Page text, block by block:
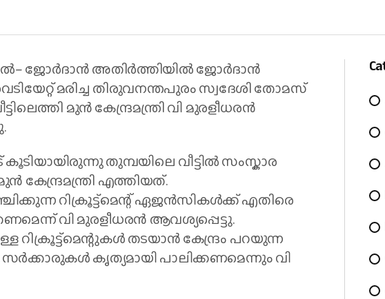
ജോര്‍ദാന്‍ അതിര്‍ത്തിയില്‍ ജോർദാൻ
മരിച്ച തിരുവനന്തപുരം സ്വദേശി തോമസ്
മുൻ കേന്ദ്രമന്ത്രി വി മുരളീധരൻ
തുമ്പയിലെ വീട്ടിൽ സംസ്കാര
കേന്ദ്രമന്ത്രി എത്തിയത്.
റിക്രൂട്ട്മെന്റ് ഏജൻസികൾക്ക് എതിരെ
വി മുരളീധരൻ ആവശ്യപ്പെട്ടു.
തടയാൻ കേന്ദ്രം പറയുന്ന
കൃത്യമായി പാലിക്കണമെന്നും വി